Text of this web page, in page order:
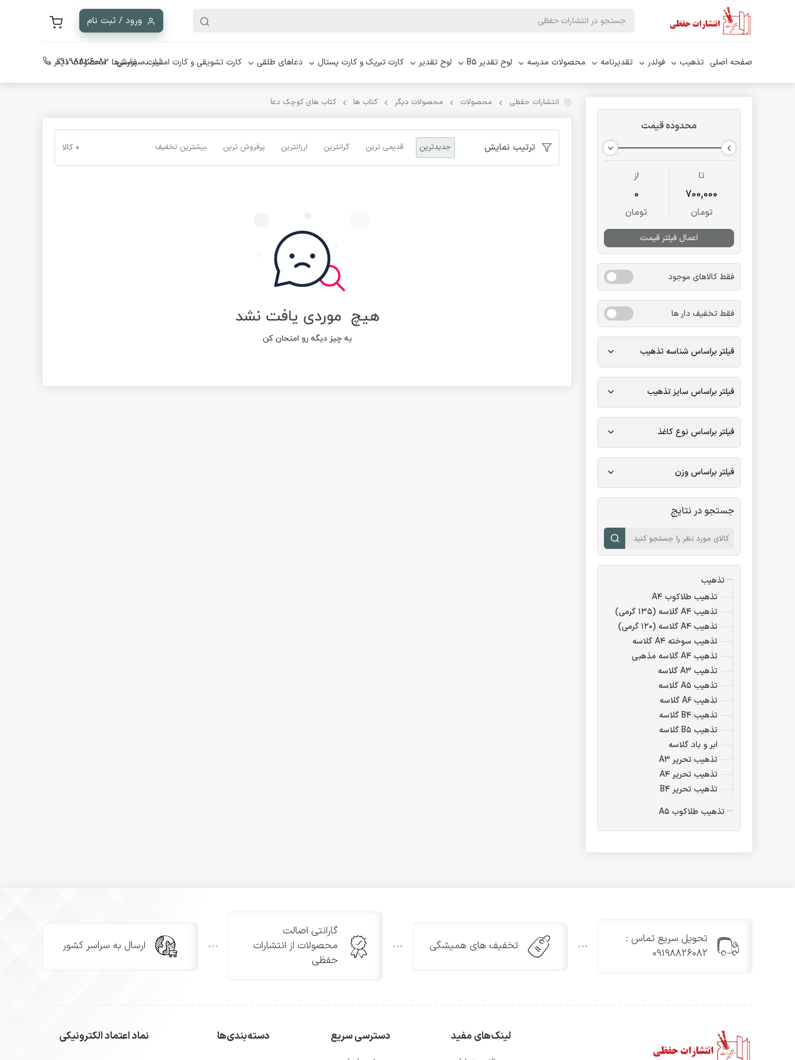
ورود / ثبت نام
صفحه اصلی تذهیب فولدر تقدیرنامه محصولات مدرسه لوح تقدیر B5 لوح تقدیر کارت تبریک و کارت پستال دعاهای طلقی کارت تشویقی و کارت امتیاز پوسترها محصولات دیگر ثبت سفارش : 09198826082
محدوده قیمت
تا
700,000
تومان
از
0
تومان
اعمال فیلتر قیمت
فقط کالاهای موجود
فقط تخفیف دار ها
فیلتر براساس شناسه تذهیب
فیلتر براساس سایز تذهیب
فیلتر براساس نوع کاغذ
فیلتر براساس وزن
جستجو در نتایج
تذهیب
تذهیب طلاکوب A۴
تذهیب A۴ گلاسه (۱۳۵ گرمی)
تذهیب A۴ گلاسه (۱۲۰ گرمی)
تذهیب سوخته A۴ گلاسه
تذهیب A۴ گلاسه مذهبی
تذهیب A۳ گلاسه
تذهیب A۵ گلاسه
تذهیب A۶ گلاسه
تذهیب B۴ گلاسه
تذهیب B۵ گلاسه
ابر و باد گلاسه
تذهیب تحریر A۳
تذهیب تحریر A۴
تذهیب تحریر B۴
تذهیب طلاکوب A۵
تقدیرنامه
تقدیرنامه مدرسه تاشو
تقدیرنامه جشن عبادت
انتشارات حفظی محصولات محصولات دیگر کتاب ها کتاب های کوچک دعا
ترتیب نمایش جدیدترین قدیمی ترین گرانترین ارزانترین پرفروش ترین بیشترین تخفیف 0 کالا
تحویل سریع تماس :
09198826082
تخفیف های همیشگی
گارانتی اصالت
محصولات از انتشارات
حفظی
ارسال به سراسر کشور
لینک‌های مفید دسترسی سریع دسته‌بندی‌ها نماد اعتماد الکترونیکی